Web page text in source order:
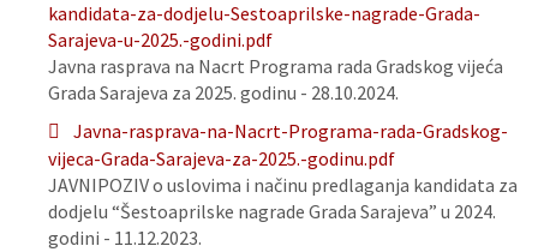
kandidata-za-dodjelu-Sestoaprilske-nagrade-Grada-
Sarajeva-u-2025.-godini.pdf
Javna rasprava na Nacrt Programa rada Gradskog vijeća
Grada Sarajeva za 2025. godinu - 28.10.2024.
Javna-rasprava-na-Nacrt-Programa-rada-Gradskog-
vijeca-Grada-Sarajeva-za-2025.-godinu.pdf
JAVNIPOZIV o uslovima i načinu predlaganja kandidata za
dodjelu “Šestoaprilske nagrade Grada Sarajeva” u 2024.
godini - 11.12.2023.